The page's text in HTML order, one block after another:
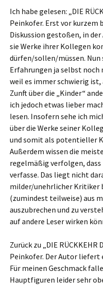
Ich habe gelesen: „DIE
Peinkofer. Erst vor kurzem
Diskussion gestoßen, in
sie Werke ihrer Kollegen
dürfen/sollen/müssen. Nun
Erfahrungen ja selbst noch
weil es immer schwierig
Zunft über die „Kinder“
ich jedoch etwas lieber
lesen. Insofern sehe ich
über die Werke seiner
und somit als potentieller
Außerdem wissen die
regelmäßig verfolgen, dass
verfasse. Das liegt nicht
milder/unehrlicher Kritiker
(zumindest teilweise) aus
auszubrechen und zu
auf andere Leser wirken
Zurück zu „DIE RÜCKKEHR
Peinkofer. Der Autor liefert
Für meinen Geschmack
Hauptfiguren leider sehr